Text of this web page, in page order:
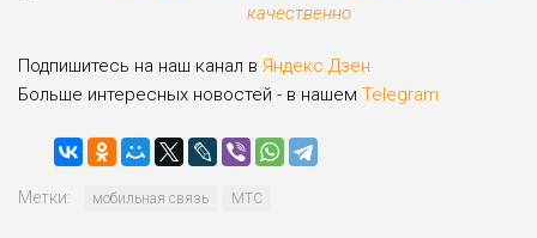
качественно
Подпишитесь на наш канал в Яндекс.Дзен
Больше интересных новостей - в нашем Telegram
Метки: мобильная связь МТС